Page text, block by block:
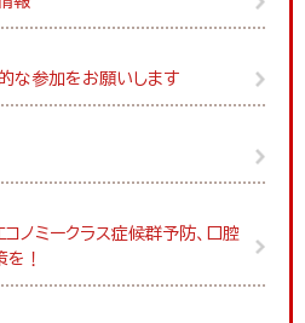
な参加をお願いします
ノミークラス症候群予防、口腔
を！